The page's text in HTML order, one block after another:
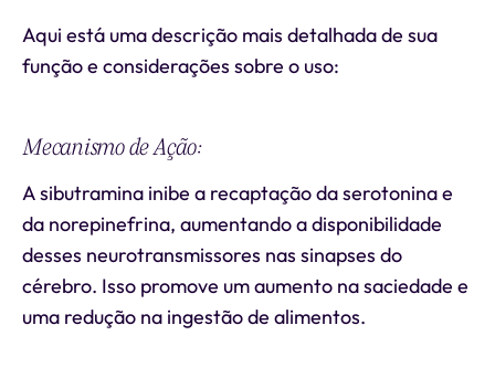
Aqui está uma descrição mais detalhada de sua
função e considerações sobre o uso:
Mecanismo de Ação:
A sibutramina inibe a recaptação da serotonina e
da norepinefrina, aumentando a disponibilidade
desses neurotransmissores nas sinapses do
cérebro. Isso promove um aumento na saciedade e
uma redução na ingestão de alimentos.